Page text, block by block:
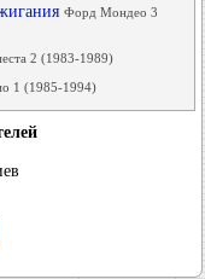
Форд Мондео 3
2 (1983-1989)
1 (1985-1994)